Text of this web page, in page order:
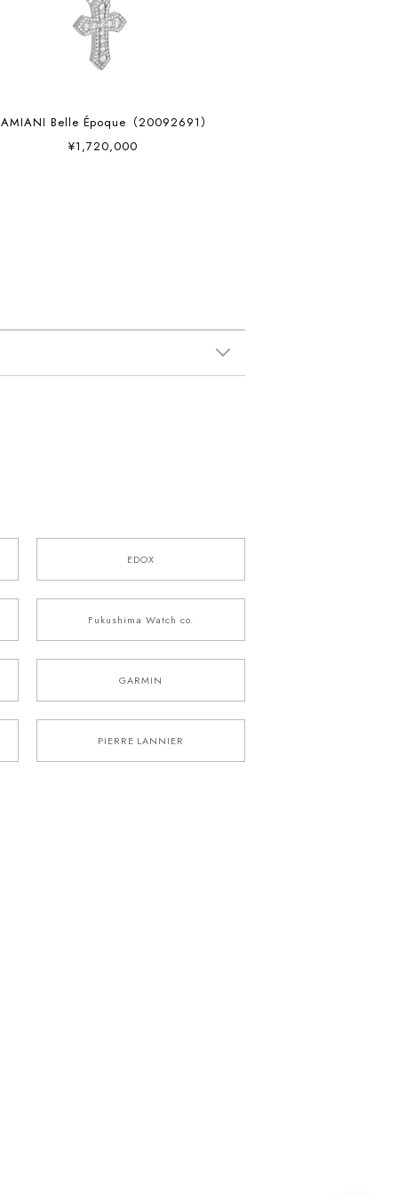
Belle Époque（20092691）
¥1,720,000
EDOX
Fukushima Watch co.
GARMIN
PIERRE LANNIER